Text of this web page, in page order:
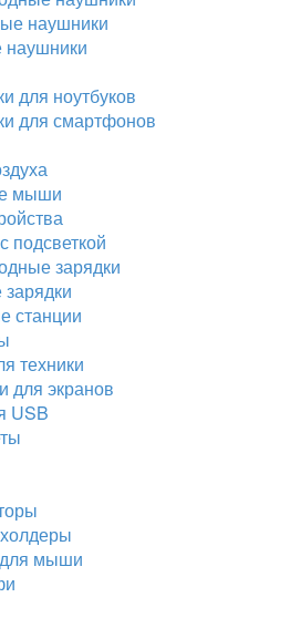
наушники
для ноутбуков
для смартфонов
мыши
подсветкой
зарядки
станции
техники
для экранов
USB
мыши